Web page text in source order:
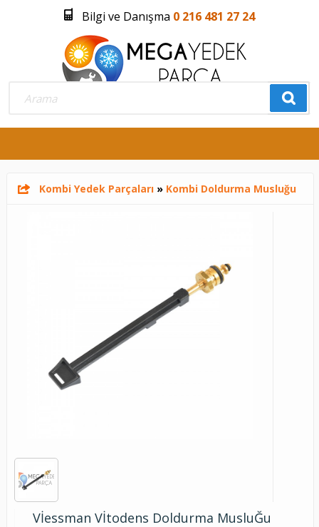
Bilgi ve Danışma 0 216 481 27 24
Üye Girişi Üye Olmak İstiyorum
Kombi Yedek Parçaları» Kombi Doldurma Musluğu
Vİessman Vİtodens Doldurma MusluĞu